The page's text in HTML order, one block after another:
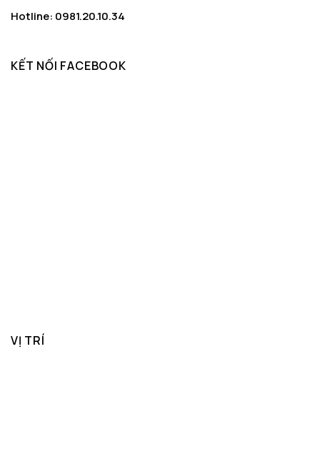
Hotline: 0981.20.10.34
KẾT NỐI FACEBOOK
VỊ TRÍ